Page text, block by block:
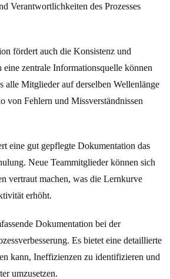
Verantwortlichkeiten des Prozesses
fördert auch die Konsistenz und
eine zentrale Informationsquelle können
alle Mitglieder auf derselben Wellenlänge
von Fehlern und Missverständnissen
eine gut gepflegte Dokumentation das
Neue Teammitglieder können sich
vertraut machen, was die Lernkurve
erhöht.
Dokumentation bei der
Es bietet eine detaillierte
kann, Ineffizienzen zu identifizieren und
umzusetzen.